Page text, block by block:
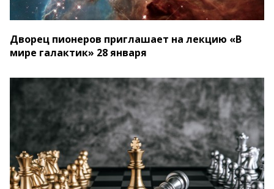
Дворец пионеров приглашает на лекцию «В
мире галактик» 28 января